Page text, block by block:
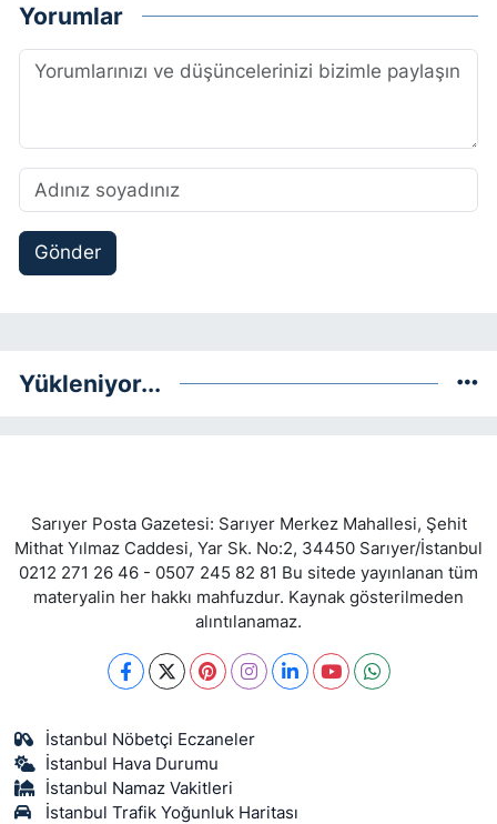
Yorumlar
Gönder
Yükleniyor...
Sarıyer Posta Gazetesi: Sarıyer Merkez Mahallesi, Şehit
Mithat Yılmaz Caddesi, Yar Sk. No:2, 34450 Sarıyer/İstanbul
0212 271 26 46 - 0507 245 82 81 Bu sitede yayınlanan tüm
materyalin her hakkı mahfuzdur. Kaynak gösterilmeden
alıntılanamaz.
İstanbul Nöbetçi Eczaneler
İstanbul Hava Durumu
İstanbul Namaz Vakitleri
İstanbul Trafik Yoğunluk Haritası